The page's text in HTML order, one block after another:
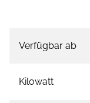
Verfügbar ab
Kilowatt